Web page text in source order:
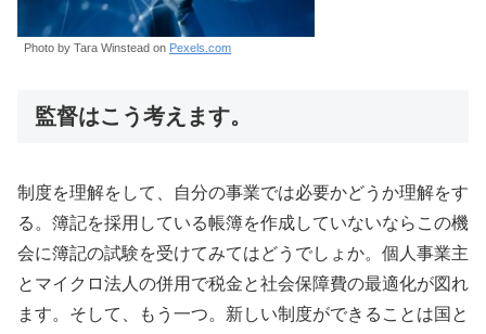
Photo by Tara Winstead on Pexels.com
監督はこう考えます。
制度を理解をして、自分の事業では必要かどうか理解をす
る。簿記を採用している帳簿を作成していないならこの機
会に簿記の試験を受けてみてはどうでしょか。個人事業主
とマイクロ法人の併用で税金と社会保障費の最適化が図れ
ます。そして、もう一つ。新しい制度ができることは国と